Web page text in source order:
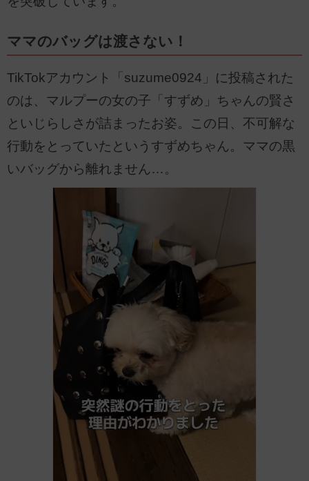
ママのバッグは渡さない！
TikTokアカウント「suzume0924」に投稿された
のは、マルプーの女の子「すずめ」ちゃんの賢さ
といじらしさが詰まったお姿。この日、不可解な
行動をとっていたというすずめちゃん。ママの黒
いバッグから離れません…。